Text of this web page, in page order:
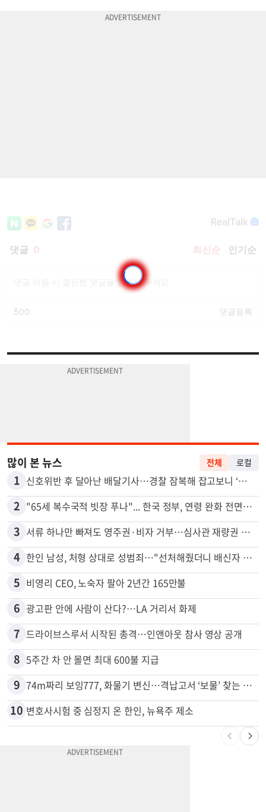
많이 본 뉴스
1 신호위반 후 달아난 배달기사…경찰 잠복해 잡고보니 ‘반전’
2 "65세 복수국적 빗장 푸나"... 한국 정부, 연령 완화 전면 추진
3 서류 하나만 빠져도 영주권·비자 거부…심사관 재량권 대폭 확대
4
5 비영리 CEO, 노숙자 팔아 2년간 165만불
6 광고판 안에 사람이 산다?…LA 거리서 화제
7 드라이브스루서 시작된 총격…인앤아웃 참사 영상 공개
8 5주간 차 안 몰면 최대 600불 지급
9